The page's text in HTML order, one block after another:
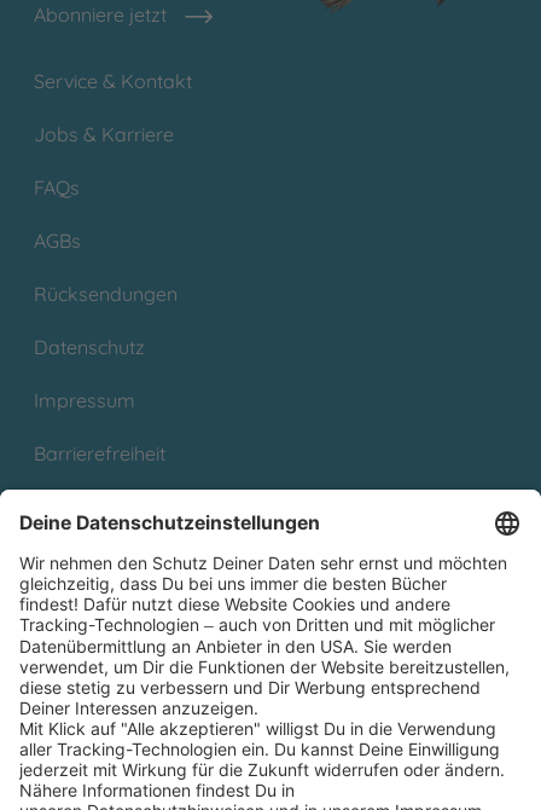
Abonniere jetzt
Service & Kontakt
Jobs & Karriere
FAQs
AGBs
Rücksendungen
Datenschutz
Impressum
Barrierefreiheit
Partnerprogramm (Affiliate)
Folge uns auf
* Versandkostenfrei ab 9,00 € Bestellwert innerhalb
Deutschlands